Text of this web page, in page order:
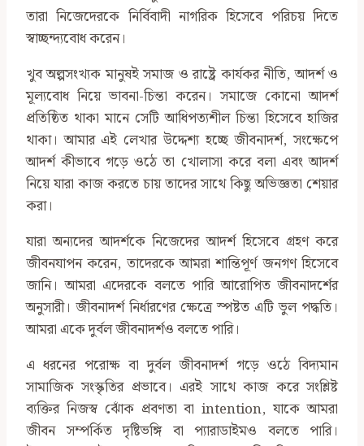
তারা নিজেদেরকে নির্বিবাদী নাগরিক হিসেবে পরিচয় দিতে
স্বাচ্ছন্দ্যবোধ করেন।
খুব অল্পসংখ্যক মানুষই সমাজ ও রাষ্ট্রে কার্যকর নীতি, আদর্শ ও
মূল্যবোধ নিয়ে ভাবনা-চিন্তা করেন। সমাজে কোনো আদর্শ
প্রতিষ্ঠিত থাকা মানে সেটি আধিপত্যশীল চিন্তা হিসেবে হাজির
থাকা। আমার এই লেখার উদ্দেশ্য হচ্ছে জীবনাদর্শ, সংক্ষেপে
আদর্শ কীভাবে গড়ে ওঠে তা খোলাসা করে বলা এবং আদর্শ
নিয়ে যারা কাজ করতে চায় তাদের সাথে কিছু অভিজ্ঞতা শেয়ার
করা।
যারা অন্যদের আদর্শকে নিজেদের আদর্শ হিসেবে গ্রহণ করে
জীবনযাপন করেন, তাদেরকে আমরা শান্তিপূর্ণ জনগণ হিসেবে
জানি। আমরা এদেরকে বলতে পারি আরোপিত জীবনাদর্শের
অনুসারী। জীবনাদর্শ নির্ধারণের ক্ষেত্রে স্পষ্টত এটি ভুল পদ্ধতি।
আমরা একে দুর্বল জীবনাদর্শও বলতে পারি।
এ ধরনের পরোক্ষ বা দুর্বল জীবনাদর্শ গড়ে ওঠে বিদ্যমান
সামাজিক সংস্কৃতির প্রভাবে। এরই সাথে কাজ করে সংশ্লিষ্ট
ব্যক্তির নিজস্ব ঝোঁক প্রবণতা বা intention, যাকে আমরা
জীবন সম্পর্কিত দৃষ্টিভঙ্গি বা প্যারাডাইমও বলতে পারি।